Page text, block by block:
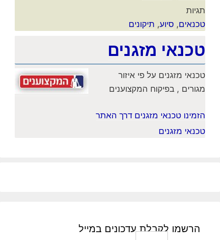
תגיות
טכנאים, סיוע, תיקונים
טכנאי מזגנים
טכנאי מזגנים על פי איזור
מגורים , בפיקוח המקצוענים
הזמינו טכנאי מזגנים דרך האתר
טכנאי מזגנים
הרשמו לקבלת עדכונים במייל